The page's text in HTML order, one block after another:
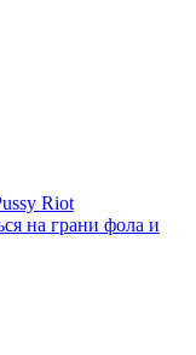
Riot
на грани фола и